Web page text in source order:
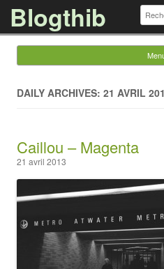
Blogthib
DAILY ARCHIVES: 21 AVRIL
Caillou – Magenta
21 avril 2013